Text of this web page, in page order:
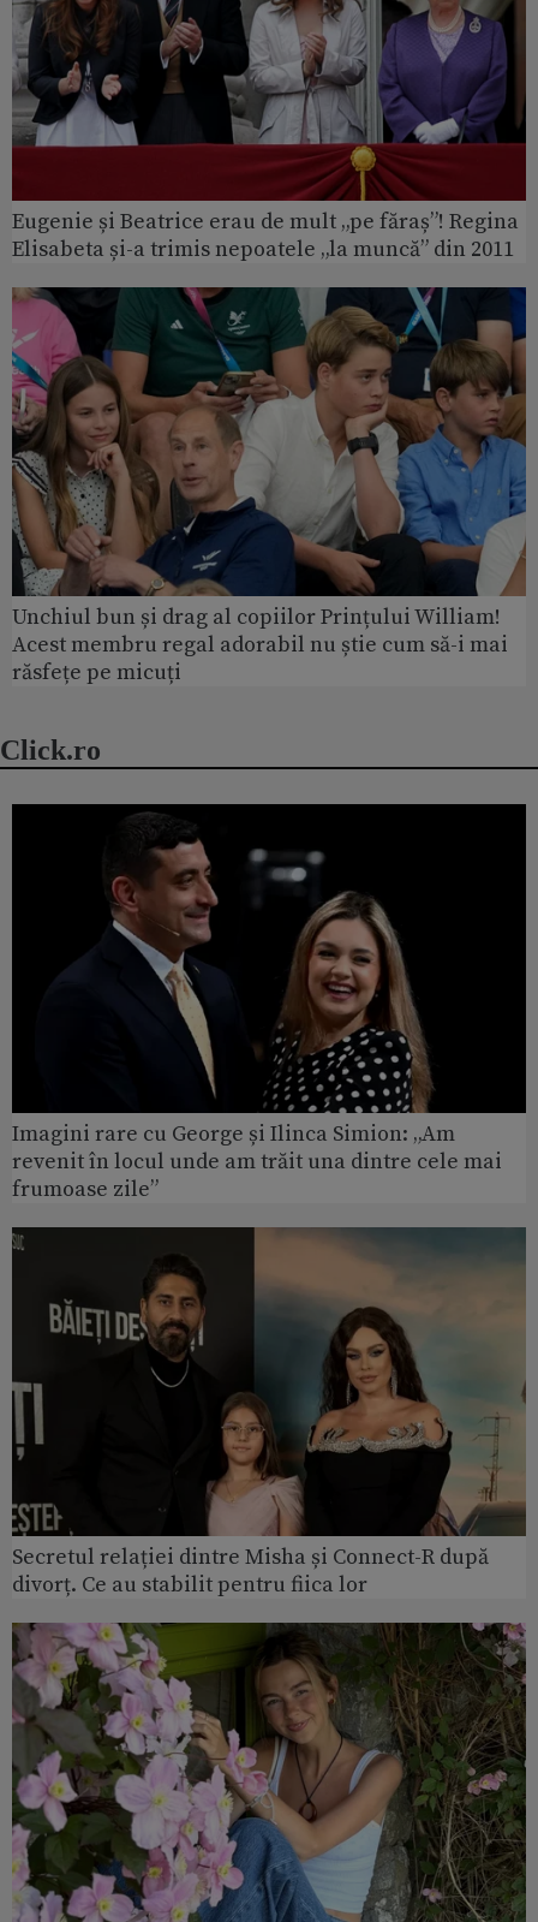
Eugenie și Beatrice erau de mult „pe făraș”! Regina
Elisabeta și-a trimis nepoatele „la muncă” din 2011
Unchiul bun și drag al copiilor Prințului William!
Acest membru regal adorabil nu știe cum să-i mai
răsfețe pe micuți
Click.ro
Imagini rare cu George și Ilinca Simion: „Am
revenit în locul unde am trăit una dintre cele mai
frumoase zile”
Secretul relației dintre Misha și Connect-R după
divorț. Ce au stabilit pentru fiica lor